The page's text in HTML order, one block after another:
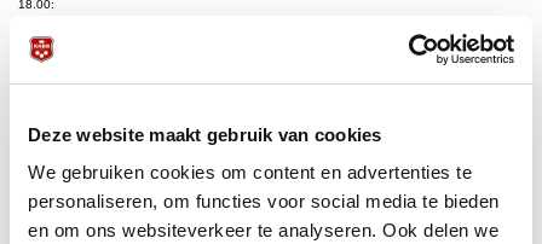
Deze website maakt gebruik van cookies
We gebruiken cookies om content en advertenties te
personaliseren, om functies voor social media te bieden
en om ons websiteverkeer te analyseren. Ook delen we
18.00:
Dick Jaspers-Dustin Jäschke
Quyet Chien Tran-Javier Vera